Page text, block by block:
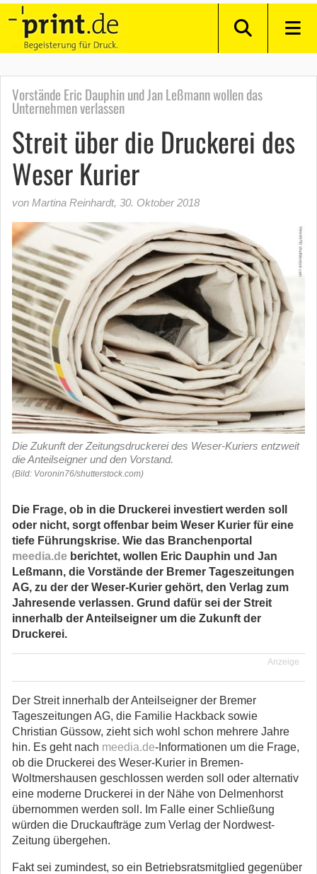
Vorstände Eric Dauphin und Jan Leßmann wollen das
Unternehmen verlassen
Streit über die Druckerei des
Weser Kurier
von Martina Reinhardt, 30. Oktober 2018
Die Zukunft der Zeitungsdruckerei des Weser-Kuriers entzweit
die Anteilseigner und den Vorstand.
(Bild: Voronin76/shutterstock.com)
Die Frage, ob in die Druckerei investiert werden soll
oder nicht, sorgt offenbar beim Weser Kurier für eine
tiefe Führungskrise. Wie das Branchenportal
meedia.de berichtet, wollen Eric Dauphin und Jan
Leßmann, die Vorstände der Bremer Tageszeitungen
AG, zu der der Weser-Kurier gehört, den Verlag zum
Jahresende verlassen. Grund dafür sei der Streit
innerhalb der Anteilseigner um die Zukunft der
Druckerei.
Anzeige
Der Streit innerhalb der Anteilseigner der Bremer
Tageszeitungen AG, die Familie Hackback sowie
Christian Güssow, zieht sich wohl schon mehrere Jahre
hin. Es geht nach meedia.de-Informationen um die Frage,
ob die Druckerei des Weser-Kurier in Bremen-
Woltmershausen geschlossen werden soll oder alternativ
eine moderne Druckerei in der Nähe von Delmenhorst
übernommen werden soll. Im Falle einer Schließung
würden die Druckaufträge zum Verlag der Nordwest-
Zeitung übergehen.
Fakt sei zumindest, so ein Betriebsratsmitglied gegenüber